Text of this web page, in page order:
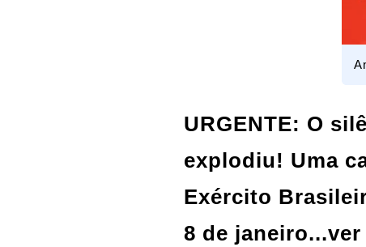
URGENTE: O
explodiu! Uma
Exército
8 de janeiro...ver